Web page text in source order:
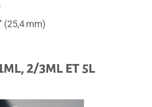
(25,4 mm)
2/3ML ET 5L